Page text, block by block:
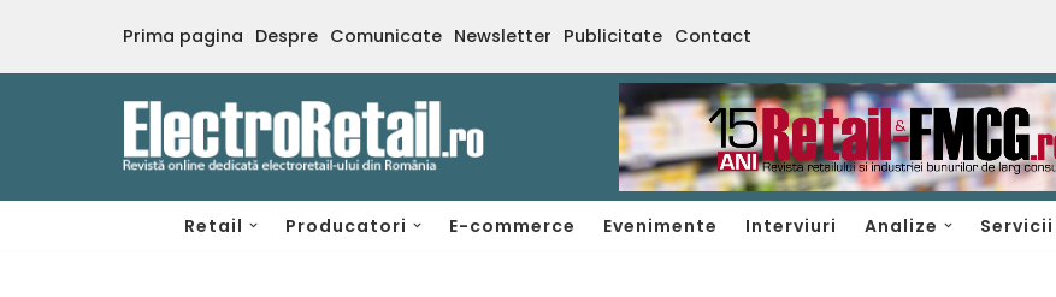
Sari
Prima pagina Despre Comunicate Newsletter Publicitate Contact
Retail Producatori E-commerce Evenimente Interviuri Analize Servicii